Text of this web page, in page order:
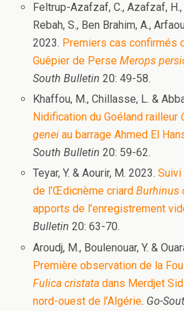
Feltrup-Azafzaf, C., Azafzaf, H.,
Rebah, S., Ben Brahim, A.,
2023. Premiers cas confirmés
Guêpier de PerseMerops
South Bulletin 20: 49-58.
Khaffou, M., Chillasse, L. &
Nidification du Goéland railleur
genei au barrage Ahmed El
South Bulletin 20: 59-62.
Teyar, Y. & Aourir, M. 2023.
de l’Œdicnème criardBurhinus
apports de l’enregistrement
Bulletin 20: 63-70.
Aroudj, M., Boulenouar, Y. &
Première observation de la
Fulica cristata dans Merdjet
nord-ouest de l’Algérie. Go-